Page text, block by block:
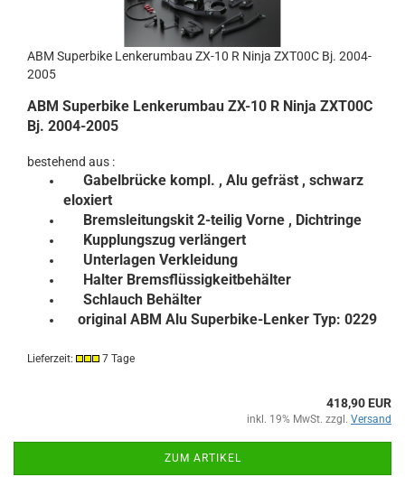
ABM Superbike Lenkerumbau ZX-10 R Ninja ZXT00C Bj. 2004-
2005
ABM Superbike Lenkerumbau ZX-10 R Ninja ZXT00C
Bj. 2004-2005
bestehend aus :
Gabelbrücke kompl. , Alu gefräst , schwarz
eloxiert
Bremsleitungskit 2-teilig Vorne , Dichtringe
Kupplungszug verlängert
Unterlagen Verkleidung
Halter Bremsflüssigkeitbehälter
Schlauch Behälter
original ABM Alu Superbike-Lenker Typ: 0229
Lieferzeit: 7 Tage
418,90 EUR
inkl. 19% MwSt. zzgl. Versand
ZUM ARTIKEL